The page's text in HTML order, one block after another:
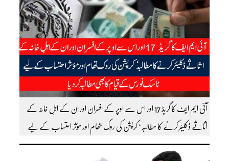
آئی ایم ایف کا گریڈ 17 اور اس سے اوپر کے افسران اور ان کے اہلِ خانہ کے
اثاثے ڈکلیئر کرنے کا مطالبہ‘ کرپشن کی روک تھام اور مؤثر احتساب کے لیے
ٹاسک فورس کے قیام کا بھی مطالبہ کردیا